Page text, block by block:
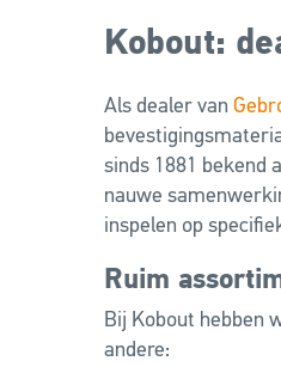
Kobout:
Als dealer van
sinds 1881 bekend
nauwe
inspelen op
Ruim
Bij Kobout hebben
andere: